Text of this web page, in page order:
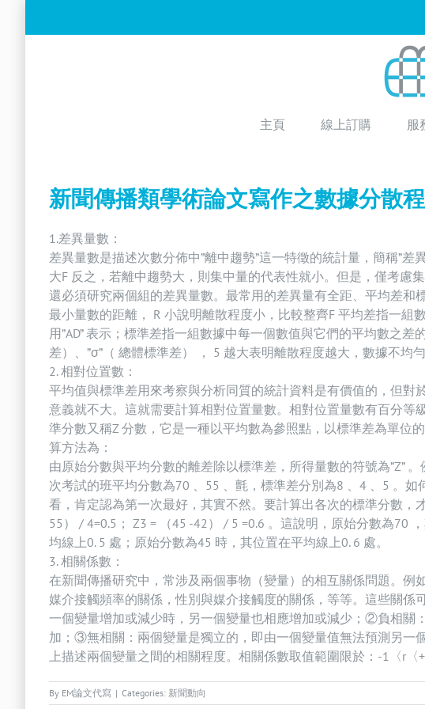
主頁 線上訂購 服
新聞傳播類學術論文寫作之數據分散
1.差異量數：
差異量數是描述次數分佈中”離中趨勢”這一特徵的統計量，簡稱”
大F 反之，若離中趨勢大，則集中量的代表性就小。但是，僅考慮
還必須研究兩個組的差異量數。最常用的差異量有全距、平均差和
最小量數的距離， R 小說明離散程度小，比較整齊F 平均差指一組
用”AD” 表示；標準差指一組數據中每一個數值與它們的平均數之
差）、”σ”（ 總體標準差） ， 5 越大表明離散程度越大，數據不均
2. 相對位置數：
平均值與標準差用來考察與分析同質的統計資料是有價值的，但對
意義就不大。這就需要計算相對位置量數。相對位置量數有百分
準分數又稱Z 分數，它是一種以平均數為參照點，以標準差為單位
算方法為：
由原始分數與平均分數的離差除以標準差，所得量數的符號為”Z”
次考試的班平均分數為70 、55 、氈，標準差分別為8 、4 、5 。
看，肯定認為第一次最好，其實不然。要計算出各次的標準分數，
55） / 4=0.5； Z3 = （45 -42） / 5 =0.6 。這說明，原始分數為70
均線上0. 5 處；原始分數為45 時，其位置在平均線上0. 6 處。
3. 相關係數：
在新聞傳播研究中，常涉及兩個事物（變量）的相互關係問題。
媒介接觸頻率的關係，性別與媒介接觸度的關係，等等。這些關係
一個變量增加或減少時，另一個變量也相應增加或減少；②負相關
加；③無相關：兩個變量是獨立的，即由一個變量值無法預測另一
上描述兩個變量之間的相關程度。相關係數取值範圍限於：-1〈r〈
By EM論文代寫 | Categories: 新聞動向